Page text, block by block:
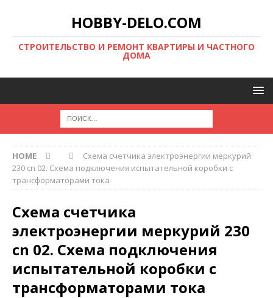
HOBBY-DELO.COM
CТРОИТЕЛЬСТВО И РЕМОНТ КВАРТИРЫ И ЧАСТНОГО
ДОМА
HOME
Схема счетчика электроэнергии меркурий
230 cn 02. Схема подключения испытательной коробки с
трансформаторами тока
Схема счетчика
электроэнергии меркурий 230
cn 02. Схема подключения
испытательной коробки с
трансформаторами тока